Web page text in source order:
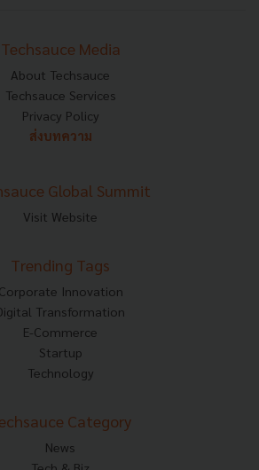
Techsauce Media
About Techsauce
Techsauce Services
Privacy Policy
ส่งบทความ
Global Summit
Visit Website
Trending Tags
Corporate Innovation
Transformation
E-Commerce
Startup
Technology
Category
News